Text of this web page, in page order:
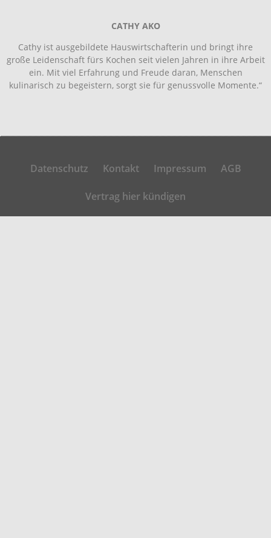
CATHY AKO
Cathy ist ausgebildete Hauswirtschafterin und bringt ihre
große Leidenschaft fürs Kochen seit vielen Jahren in ihre Arbeit
ein. Mit viel Erfahrung und Freude daran, Menschen
kulinarisch zu begeistern, sorgt sie für genussvolle Momente.“
Datenschutz Kontakt Impressum AGB
Vertrag hier kündigen